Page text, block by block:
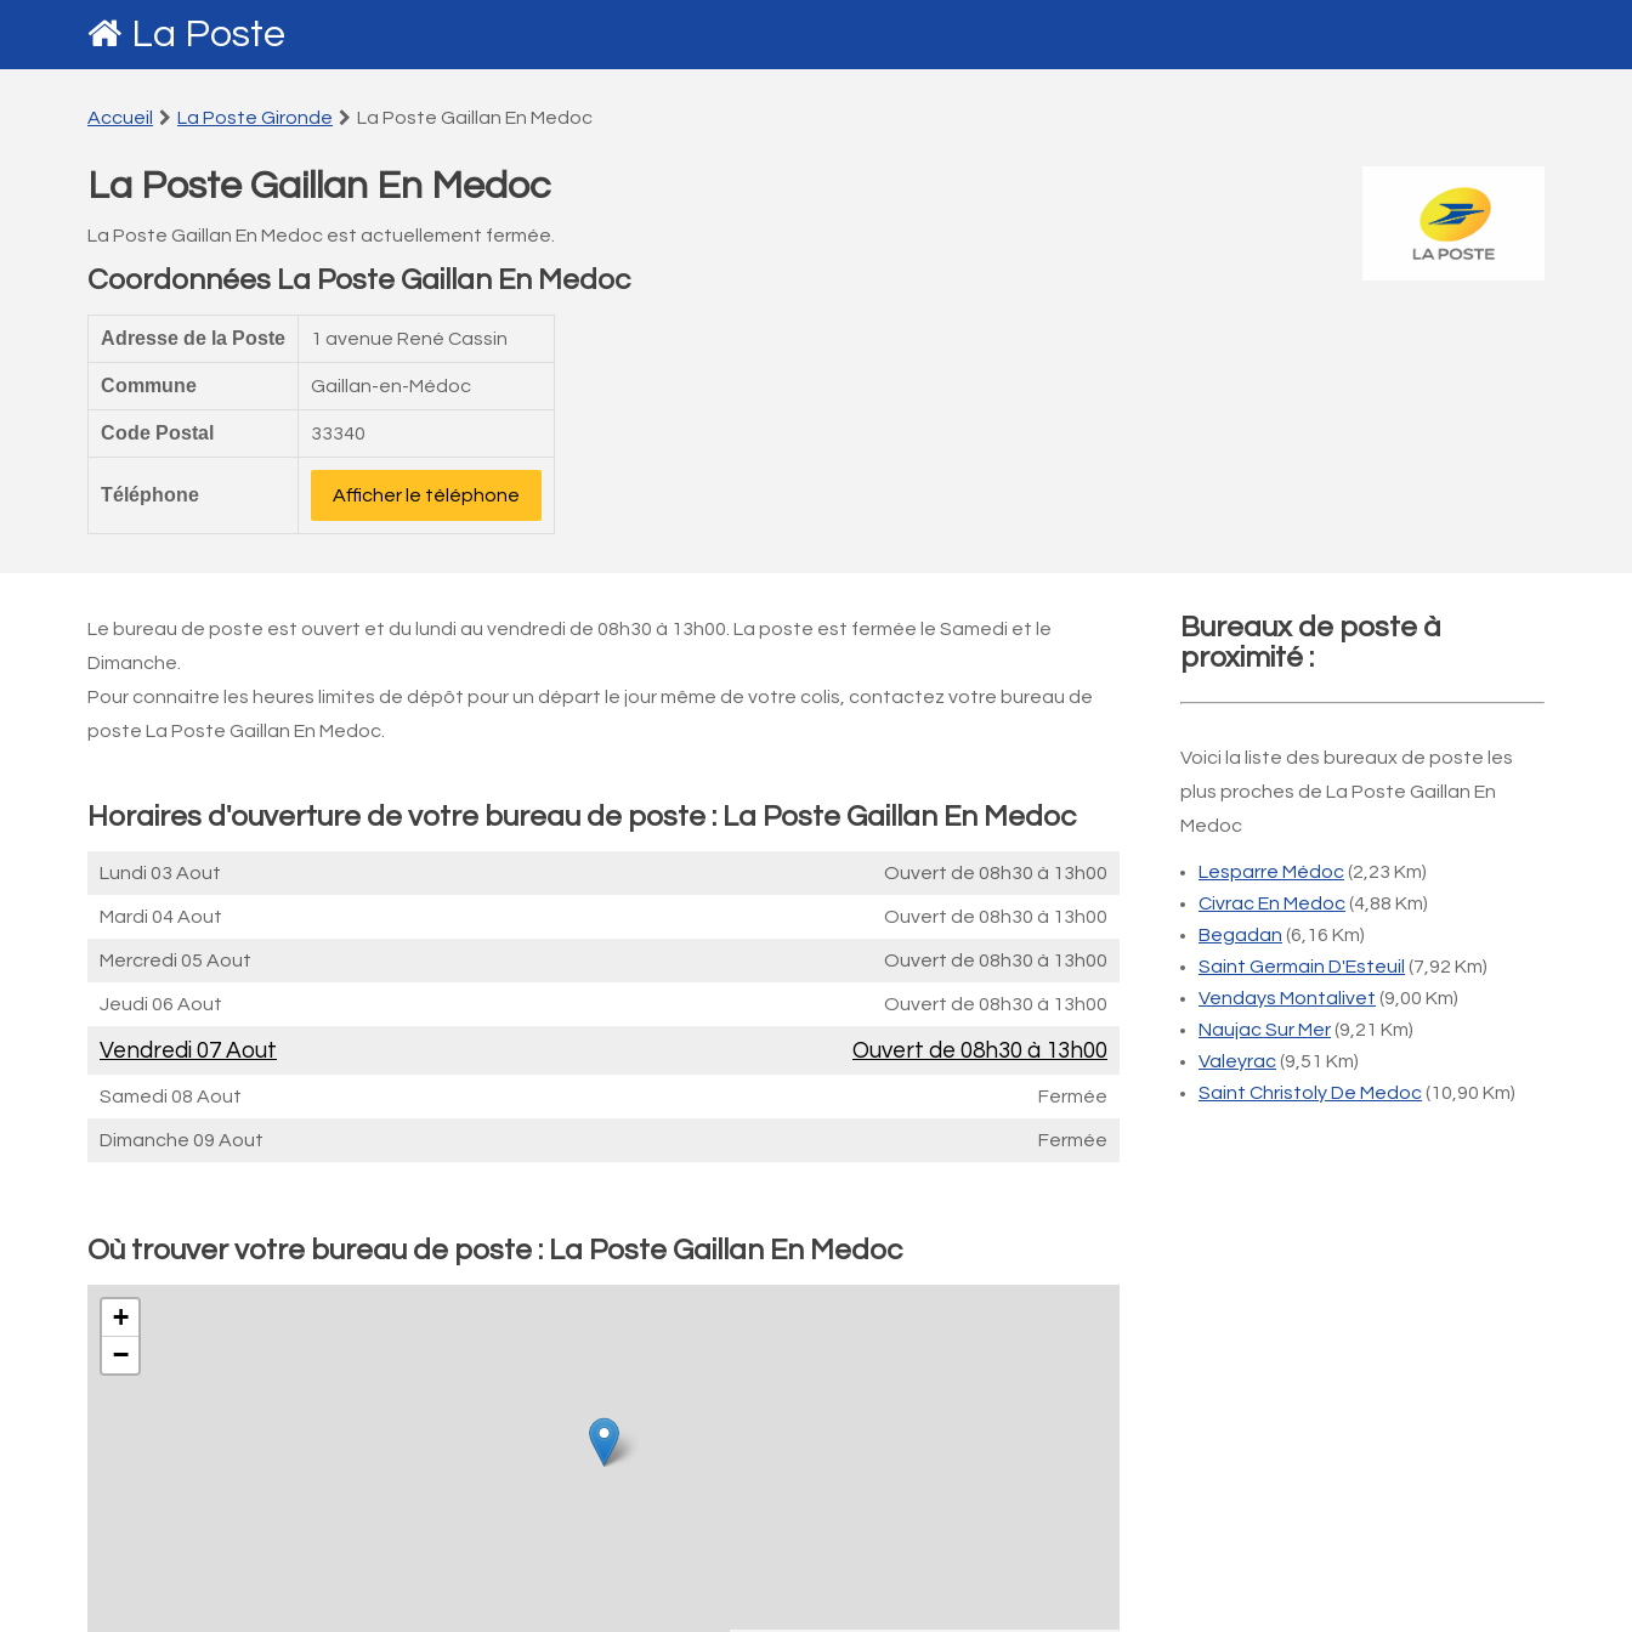
La Poste
Accueil La Poste Gironde La Poste Gaillan En Medoc
La Poste Gaillan En Medoc
La Poste Gaillan En Medoc est actuellement fermée.
Coordonnées La Poste Gaillan En Medoc
Adresse de la Poste 1 avenue René Cassin
Commune Gaillan-en-Médoc
Code Postal 33340
Téléphone Afficher le téléphone
Le bureau de poste est ouvert et du lundi au vendredi de 08h30 à 13h00. La poste est fermée le Samedi et le
Dimanche.
Pour connaitre les heures limites de dépôt pour un départ le jour même de votre colis, contactez votre bureau de
poste La Poste Gaillan En Medoc.
Horaires d'ouverture de votre bureau de poste : La Poste Gaillan En Medoc
Lundi 03 Aout Ouvert de 08h30 à 13h00
Mardi 04 Aout Ouvert de 08h30 à 13h00
Mercredi 05 Aout Ouvert de 08h30 à 13h00
Jeudi 06 Aout Ouvert de 08h30 à 13h00
Vendredi 07 Aout Ouvert de 08h30 à 13h00
Samedi 08 Aout Fermée
Dimanche 09 Aout Fermée
Où trouver votre bureau de poste : La Poste Gaillan En Medoc
+
−
Bureaux de poste à
proximité :
Voici la liste des bureaux de poste les
plus proches de La Poste Gaillan En
Medoc
Lesparre Médoc(2,23 Km)
Civrac En Medoc(4,88 Km)
Begadan (6,16 Km)
Saint Germain D'Esteuil (7,92 Km)
Vendays Montalivet (9,00 Km)
Naujac Sur Mer(9,21 Km)
Valeyrac(9,51 Km)
Saint Christoly De Medoc(10,90 Km)